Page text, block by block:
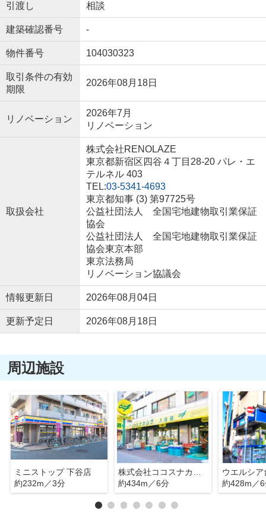
引渡し 相談
建築確認番号 -
物件番号 104030323
取引条件の有効
期限
2026年08月18日
リノベーション
2026年7月
リノベーション
取扱会社
株式会社RENOLAZE
東京都新宿区四谷４丁目28-20 パレ・エ
テルネル 403
TEL:03-5341-4693
東京都知事 (3) 第97725号
公益社団法人 全国宅地建物取引業保証
協会
公益社団法人 全国宅地建物取引業保証
協会東京本部
東京法務局
リノベーション協議会
情報更新日 2026年08月04日
更新予定日 2026年08月18日
周辺施設
ミニストップ 下谷店
約232m／3分
約434m／6分
ウエルシ
約428m／